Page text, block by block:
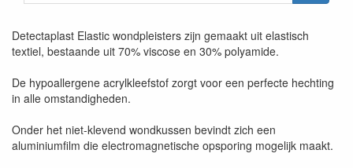
Detectaplast Elastic wondpleisters zijn gemaakt uit elastisch
textiel, bestaande uit 70% viscose en 30% polyamide.
De hypoallergene acrylkleefstof zorgt voor een perfecte hechting
in alle omstandigheden.
Onder het niet-klevend wondkussen bevindt zich een
aluminiumfilm die electromagnetische opsporing mogelijk maakt.